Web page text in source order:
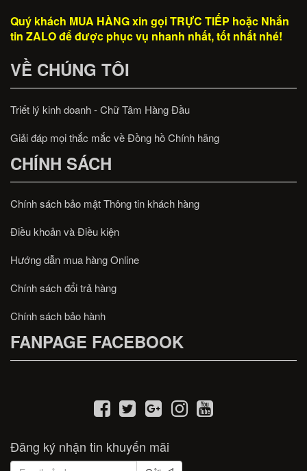
Quý khách MUA HÀNG xin gọi TRỰC TIẾP hoặc Nhắn
tin ZALO để được phục vụ nhanh nhất, tốt nhất nhé!
VỀ CHÚNG TÔI
Triết lý kinh doanh - Chữ Tâm Hàng Đầu
Giải đáp mọi thắc mắc về Đồng hồ Chính hãng
CHÍNH SÁCH
Chính sách bảo mật Thông tin khách hàng
Điều khoản và Điều kiện
Hướng dẫn mua hàng Online
Chính sách đổi trả hàng
Chính sách bảo hành
FANPAGE FACEBOOK
Đăng ký nhận tin khuyến mãi